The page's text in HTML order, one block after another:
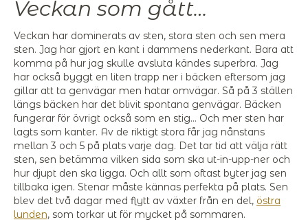
Veckan som gått…
Veckan har dominerats av sten, stora sten och sen mera
sten. Jag har gjort en kant i dammens nederkant. Bara att
komma på hur jag skulle avsluta kändes superbra. Jag
har också byggt en liten trapp ner i bäcken eftersom jag
gillar att ta genvägar men hatar omvägar. Så på 3 ställen
längs bäcken har det blivit spontana genvägar. Bäcken
fungerar för övrigt också som en stig… Och mer sten har
lagts som kanter. Av de riktigt stora får jag nånstans
mellan 3 och 5 på plats varje dag. Det tar tid att välja rätt
sten, sen betämma vilken sida som ska ut-in-upp-ner och
hur djupt den ska ligga. Och allt som oftast byter jag sen
tillbaka igen. Stenar måste kännas perfekta på plats. Sen
blev det två dagar med flytt av växter från en del, östra
lunden, som torkar ut för mycket på sommaren.